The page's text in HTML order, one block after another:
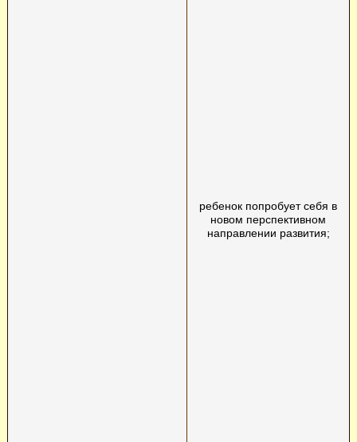
ребенок попробует себя в
новом перспективном
направлении развития;